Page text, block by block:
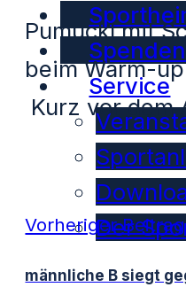
Spenden
Service
Der
Pumuckl mit
beim
Kurz vor dem
Vorheriger Beitrag
männliche B siegt